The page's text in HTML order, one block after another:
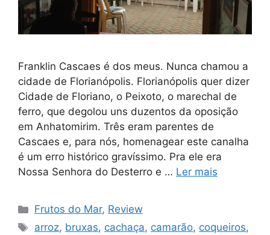
Franklin Cascaes é dos meus. Nunca chamou a
cidade de Florianópolis. Florianópolis quer dizer
Cidade de Floriano, o Peixoto, o marechal de
ferro, que degolou uns duzentos da oposição
em Anhatomirim. Três eram parentes de
Cascaes e, para nós, homenagear este canalha
é um erro histórico gravíssimo. Pra ele era
Nossa Senhora do Desterro e … Ler mais
Categorias
Frutos do Mar, Review
Tags
arroz, bruxas, cachaça, camarão, coqueiros,